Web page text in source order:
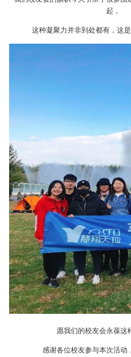
起，
这种凝聚力并非到处都有，这
愿我们的校友会永葆这
感谢各位校友参与本次活动